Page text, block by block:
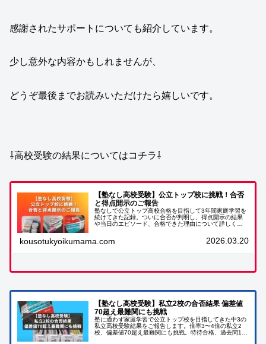
感謝されたサポートについても紹介しています。
少し意外な内容かもしれませんが、
どうぞ最後までお読みいただけたら嬉しいです。
⇩高校受験の結果についてはコチラ⇩
【塾なし高校受験】公立トップ校に挑戦！合否
と得点開示のご報告
塾なしで公立トップ高校合格を目指して3年間家庭学習を
続けてきた記録。ついに合否が判明し、得点開示の結果
や当日のエピソード、合格できた理由について詳しくご
kousotukyoikumama.com 2026.03.20
【塾なし高校受験】私立2校の合否結果 偏差値
70超え最難関にも挑戦
塾に通わず家庭学習で公立トップ校を目指してきた中3の
私立高校受験結果をご報告します。倍率3〜4倍の私立2
校、偏差値70超え最難関にも挑戦。特待合格、過去問15